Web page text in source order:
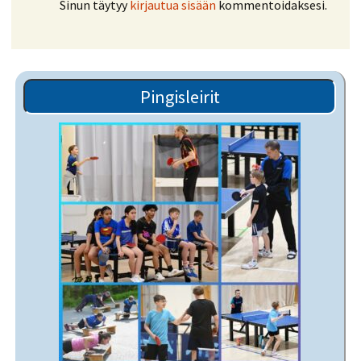
Sinun täytyykirjautua sisään kommentoidaksesi.
Pingisleirit